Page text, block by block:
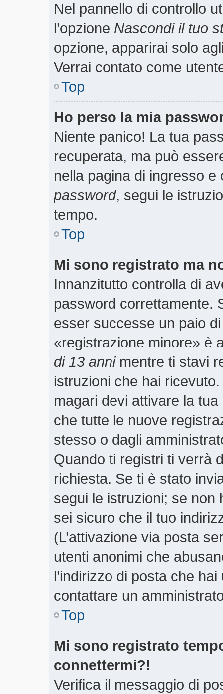
Nel pannello di controllo
l’opzione Nascondi il tuo
opzione, apparirai solo
Verrai contato come
Top
Ho perso la mia
Niente panico! La tua
recuperata, ma può
nella pagina di ingresso
password, segui le
tempo.
Top
Mi sono registrato ma
Innanzitutto controlla di
password correttamente.
esser successe un paio
«registrazione minore» è
di 13 annimentre ti stavi
istruzioni che hai
magari devi attivare la
che tutte le nuove
stesso o dagli
Quando ti registri ti verrà
richiesta. Se ti è stato
segui le istruzioni; se non
sei sicuro che il tuo
(L’attivazione via posta
utenti anonimi che
l’indirizzo di posta che
contattare un
Top
Mi sono registrato
connettermi?!
Verifica il messaggio di